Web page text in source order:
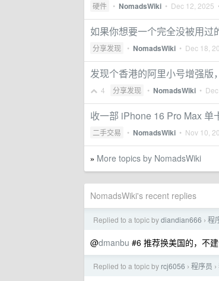
硬件 • NomadsWiki • Dec 12, 2025
如果你想要一个完全没被用过
分享发现 • NomadsWiki • Dec 18,
发现个香港的阿里小号增强版
4 分享发现 • NomadsWiki •
收一部 iPhone 16 Pro Max 单
二手交易 • NomadsWiki • Nov 10,
» More topics by NomadsWiki
NomadsWiki's recent replies
Replied to a topic bydiandian666 › 程
@dmanbu #6 推荐换美国的，不
Replied to a topic by rcj6056 › 程序员 ›